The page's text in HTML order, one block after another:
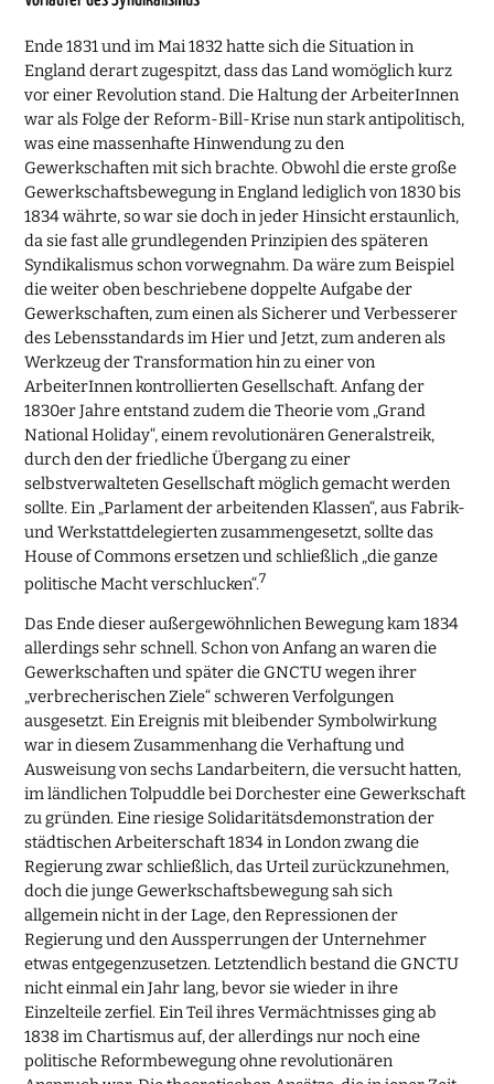
Ende 1831 und im Mai 1832 hatte sich die Situation in
England derart zugespitzt, dass das Land womöglich kurz
vor einer Revolution stand. Die Haltung der ArbeiterInnen
war als Folge der Reform-Bill-Krise nun stark antipolitisch,
was eine massenhafte Hinwendung zu den
Gewerkschaften mit sich brachte. Obwohl die erste große
Gewerkschaftsbewegung in England lediglich von 1830 bis
1834 währte, so war sie doch in jeder Hinsicht erstaunlich,
da sie fast alle grundlegenden Prinzipien des späteren
Syndikalismus schon vorwegnahm. Da wäre zum Beispiel
die weiter oben beschriebene doppelte Aufgabe der
Gewerkschaften, zum einen als Sicherer und Verbesserer
des Lebensstandards im Hier und Jetzt, zum anderen als
Werkzeug der Transformation hin zu einer von
ArbeiterInnen kontrollierten Gesellschaft. Anfang der
1830er Jahre entstand zudem die Theorie vom „Grand
National Holiday“, einem revolutionären Generalstreik,
durch den der friedliche Übergang zu einer
selbstverwalteten Gesellschaft möglich gemacht werden
sollte. Ein „Parlament der arbeitenden Klassen“, aus Fabrik-
und Werkstattdelegierten zusammengesetzt, sollte das
House of Commons ersetzen und schließlich „die ganze
politische Macht verschlucken“.7
Das Ende dieser außergewöhnlichen Bewegung kam 1834
allerdings sehr schnell. Schon von Anfang an waren die
Gewerkschaften und später die GNCTU wegen ihrer
„verbrecherischen Ziele“ schweren Verfolgungen
ausgesetzt. Ein Ereignis mit bleibender Symbolwirkung
war in diesem Zusammenhang die Verhaftung und
Ausweisung von sechs Landarbeitern, die versucht hatten,
im ländlichen Tolpuddle bei Dorchester eine Gewerkschaft
zu gründen. Eine riesige Solidaritätsdemonstration der
städtischen Arbeiterschaft 1834 in London zwang die
Regierung zwar schließlich, das Urteil zurückzunehmen,
doch die junge Gewerkschaftsbewegung sah sich
allgemein nicht in der Lage, den Repressionen der
Regierung und den Aussperrungen der Unternehmer
etwas entgegenzusetzen. Letztendlich bestand die GNCTU
nicht einmal ein Jahr lang, bevor sie wieder in ihre
Einzelteile zerfiel. Ein Teil ihres Vermächtnisses ging ab
1838 im Chartismus auf, der allerdings nur noch eine
politische Reformbewegung ohne revolutionären